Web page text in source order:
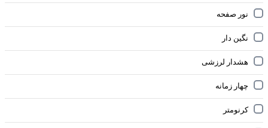
نور صفحه
نگین دار
هشدار لرزشی
چهار زمانه
کرنومتر